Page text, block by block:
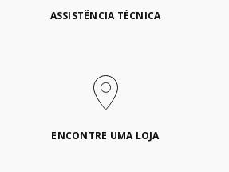
ASSISTÊNCIA TÉCNICA
ENCONTRE UMA LOJA